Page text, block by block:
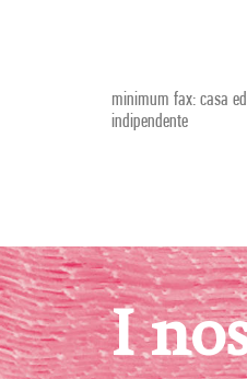
minimum fax: casa
indipendente
I